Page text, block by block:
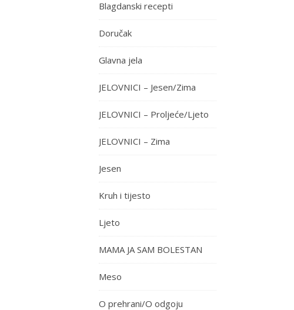
Blagdanski recepti
Doručak
Glavna jela
JELOVNICI – Jesen/Zima
JELOVNICI – Proljeće/Ljeto
JELOVNICI – Zima
Jesen
Kruh i tijesto
Ljeto
MAMA JA SAM BOLESTAN
Meso
O prehrani/O odgoju